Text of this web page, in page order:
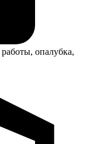
опалубка,